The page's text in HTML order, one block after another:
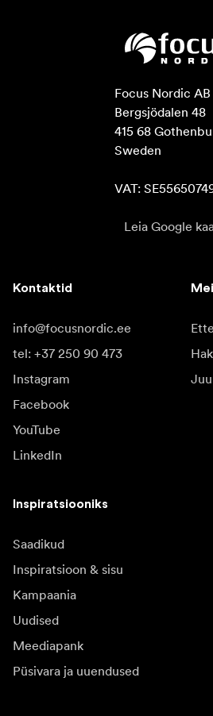
Focus Nordic AB
Bergsjödalen 48
415 68
Sweden
VAT:
Leia Google
Kontaktid
info@focusnordic.ee
tel: +37 250 90 473
Instagram
Facebook
YouTube
LinkedIn
Inspiratsiooniks
Saadikud
Inspiratsioon & sisu
Kampaania
Uudised
Meediapank
Püsivara ja uuendused